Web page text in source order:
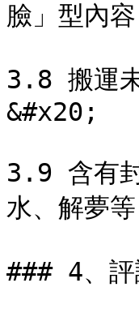
臉」型內
3.8 搬運
&#x20;
3.9 含有
水、解夢等
### 4、評